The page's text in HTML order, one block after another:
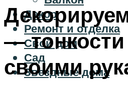
Декор
Ремонт и отделка
Свой дом
Сад
Звездные дома
—
своими